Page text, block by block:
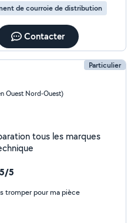
de courroie de distribution
Contacter
Particulier
Ouest Nord-Ouest)
tous les marques
5
tromper pour ma pièce